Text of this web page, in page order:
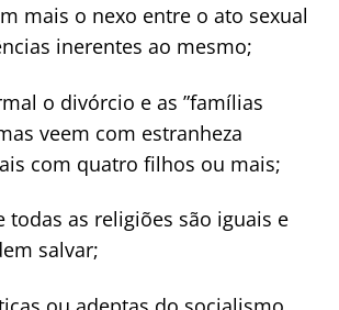
mais o nexo entre o ato sexual
inerentes ao mesmo;
o divórcio e as ”famílias
veem com estranheza
com quatro filhos ou mais;
todas as religiões são iguais e
salvar;